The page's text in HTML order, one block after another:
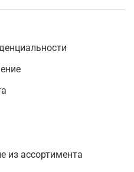
из ассортимента